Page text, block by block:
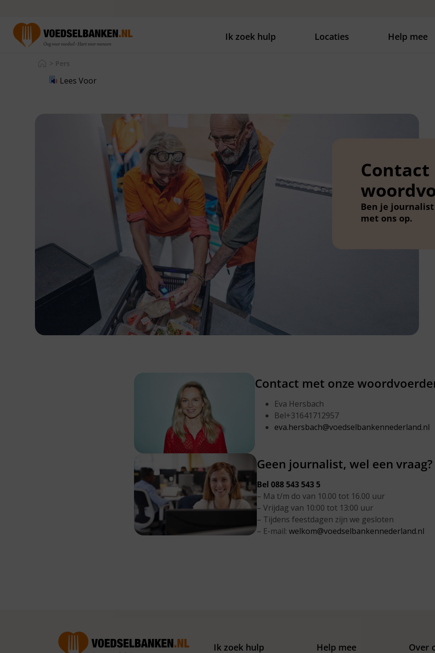
Ik zoek hulp Locaties Help mee
> Pers
Lees Voor
Contact
Ben je
met ons op.
Contact met onze
Eva Hersbach
Bel+31641712957
eva.hersbach@voedselbankennederland.nl
Geen journalist, wel een vraag?
Bel 088 543 543 5
– Ma t/m do van 10.00 tot 16.00 uur
– Vrijdag van 10:00 tot 13:00 uur
– Tijdens feestdagen zijn we gesloten
– E-mail:welkom@voedselbankennederland.nl
Ik zoek hulp Help mee Over